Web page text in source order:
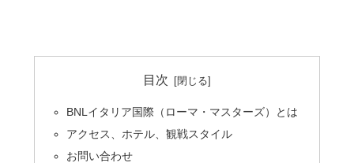
目次
BNLイタリア国際（ローマ・マスターズ）とは
アクセス、ホテル、観戦スタイル
お問い合わせ